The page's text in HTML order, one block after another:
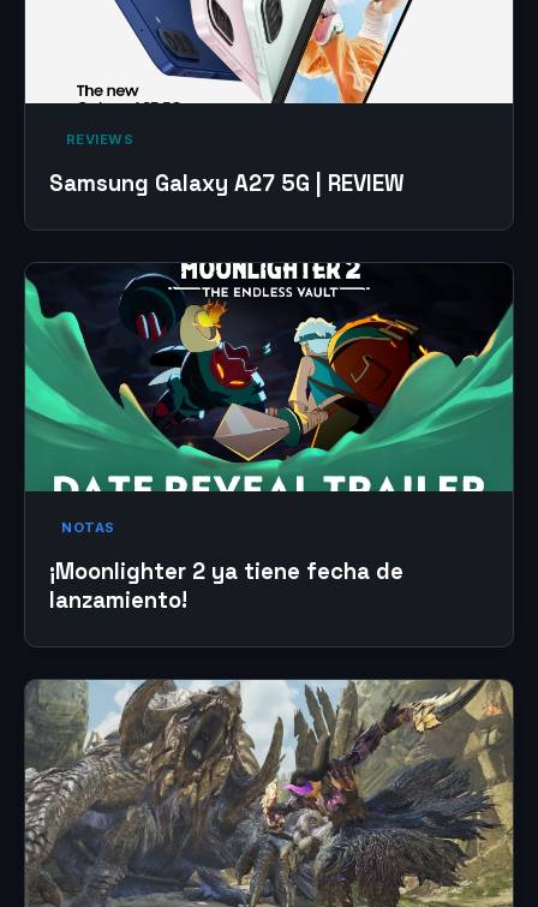
‎ REVIEWS‎
Samsung Galaxy A27 5G | REVIEW
NOTAS
¡Moonlighter 2 ya tiene fecha de
lanzamiento!